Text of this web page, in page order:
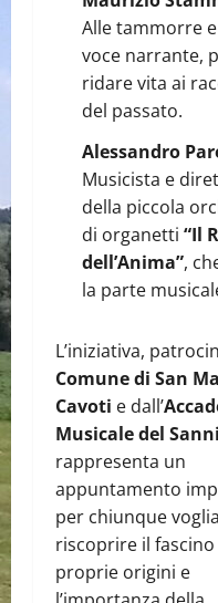
Alle tammorre
voce narrante,
ridare vita ai
del passato.
Alessandro
Musicista e
della piccola
di organetti “Il
dell’Anima”,
la parte
L’iniziativa,
Comune di San
Cavoti e dall’
Musicale del
rappresenta un
appuntamento
per chiunque voglia
riscoprire il
proprie origini e